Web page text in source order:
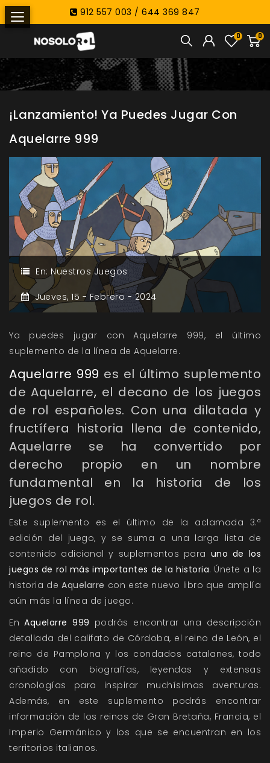
912 557 003 / 644 369 847
0
0
¡Lanzamiento! Ya Puedes Jugar Con
Aquelarre 999
En: Nuestros Juegos
Jueves, 15 - Febrero -2024
Ya puedes jugar con Aquelarre 999, el último
suplemento de la línea de Aquelarre.
Aquelarre 999 es el último suplemento
deAquelarre, el decano de los juegos
de rol españoles. Con una dilatada y
fructífera historia llena de contenido,
Aquelarre se ha convertido por
derecho propio en un nombre
fundamental en la historia de los
juegos de rol.
Este suplemento es el último de la aclamada 3.ª
edición del juego, y se suma a una larga lista de
contenido adicional y suplementos para uno de los
juegos de rol más importantes de la historia. Únete a la
historia de Aquelarre con este nuevo libro que amplía
aún más la línea de juego.
EnAquelarre 999 podrás encontrar una descripción
detallada del califato de Córdoba, el reino de León, el
reino de Pamplona y los condados catalanes, todo
añadido con biografías, leyendas y extensas
cronologías para inspirar muchísimas aventuras.
Además, en este suplemento podrás encontrar
información de los reinos de Gran Bretaña, Francia, el
Imperio Germánico y los que se encuentran en los
territorios italianos.